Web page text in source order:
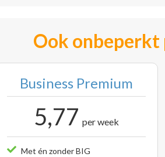
Ook onbeperkt
Business Premium
5,77 per week
Met én zonder BIG